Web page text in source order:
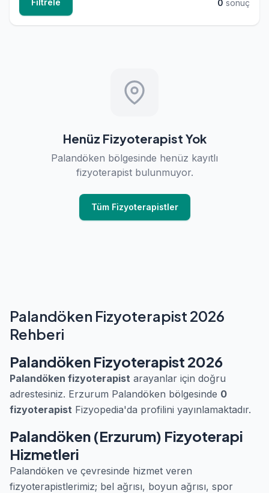
Filtrele 0 sonuç
Henüz Fizyoterapist Yok
Palandöken bölgesinde henüz kayıtlı
fizyoterapist bulunmuyor.
Tüm Fizyoterapistler
Palandöken Fizyoterapist 2026
Rehberi
Palandöken Fizyoterapist 2026
Palandöken fizyoterapist arayanlar için doğru
adrestesiniz. Erzurum Palandöken bölgesinde 0
fizyoterapist Fizyopedia'da profilini yayınlamaktadır.
Palandöken (Erzurum) Fizyoterapi
Hizmetleri
Palandöken ve çevresinde hizmet veren
fizyoterapistlerimiz; bel ağrısı, boyun ağrısı, spor